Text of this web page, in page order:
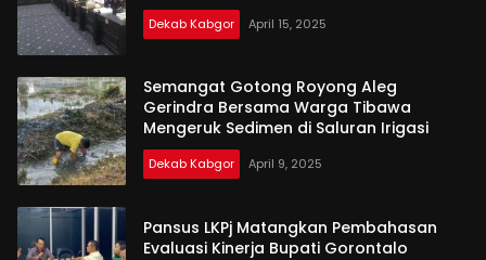
Dekab Kabgor April 15, 2025
Semangat Gotong Royong Aleg
Gerindra Bersama Warga Tibawa
Mengeruk Sedimen di Saluran Irigasi
Dekab Kabgor April 9, 2025
Pansus LKPj Matangkan Pembahasan
Evaluasi Kinerja Bupati Gorontalo